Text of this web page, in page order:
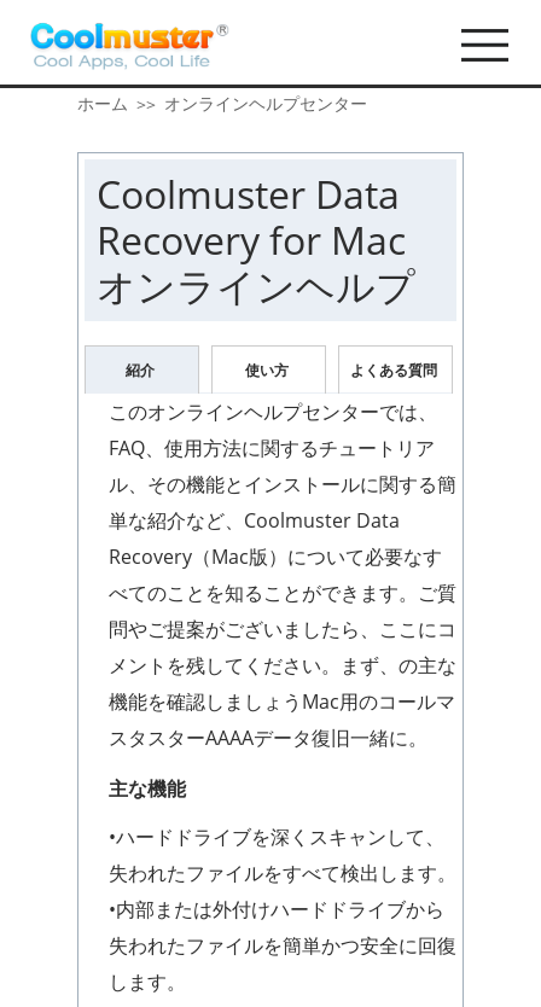
ホーム >> オンラインヘルプセンター
Coolmuster Data
Recovery for Mac
オンラインヘルプ
紹介 使い方 よくある質問
このオンラインヘルプセンターでは、
FAQ、使用方法に関するチュートリア
ル、その機能とインストールに関する簡
単な紹介など、Coolmuster Data
Recovery（Mac版）について必要なす
べてのことを知ることができます。ご質
問やご提案がございましたら、ここにコ
メントを残してください。まず、の主な
機能を確認しましょうMac用のコールマ
スタスターAAAAデータ復旧一緒に。
主な機能
•ハードドライブを深くスキャンして、
失われたファイルをすべて検出します。
•内部または外付けハードドライブから
失われたファイルを簡単かつ安全に回復
します。